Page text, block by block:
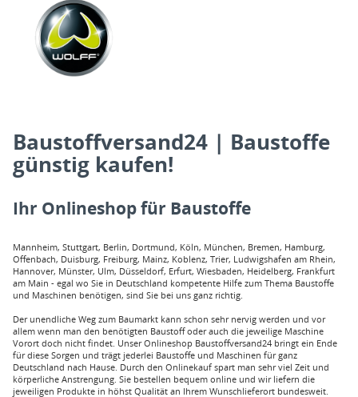
Baustoffversand24 | Baustoffe
günstig kaufen!
Ihr Onlineshop für Baustoffe
Mannheim, Stuttgart, Berlin, Dortmund, Köln, München, Bremen, Hamburg,
Offenbach, Duisburg, Freiburg, Mainz, Koblenz, Trier, Ludwigshafen am Rhein,
Hannover, Münster, Ulm, Düsseldorf, Erfurt, Wiesbaden, Heidelberg, Frankfurt
am Main - egal wo Sie in Deutschland kompetente Hilfe zum Thema Baustoffe
und Maschinen benötigen, sind Sie bei uns ganz richtig.
Der unendliche Weg zum Baumarkt kann schon sehr nervig werden und vor
allem wenn man den benötigten Baustoff oder auch die jeweilige Maschine
Vorort doch nicht findet. Unser Onlineshop Baustoffversand24 bringt ein Ende
für diese Sorgen und trägt jederlei Baustoffe und Maschinen für ganz
Deutschland nach Hause. Durch den Onlinekauf spart man sehr viel Zeit und
körperliche Anstrengung. Sie bestellen bequem online und wir liefern die
jeweiligen Produkte in höhst Qualität an Ihrem Wunschlieferort bundesweit.